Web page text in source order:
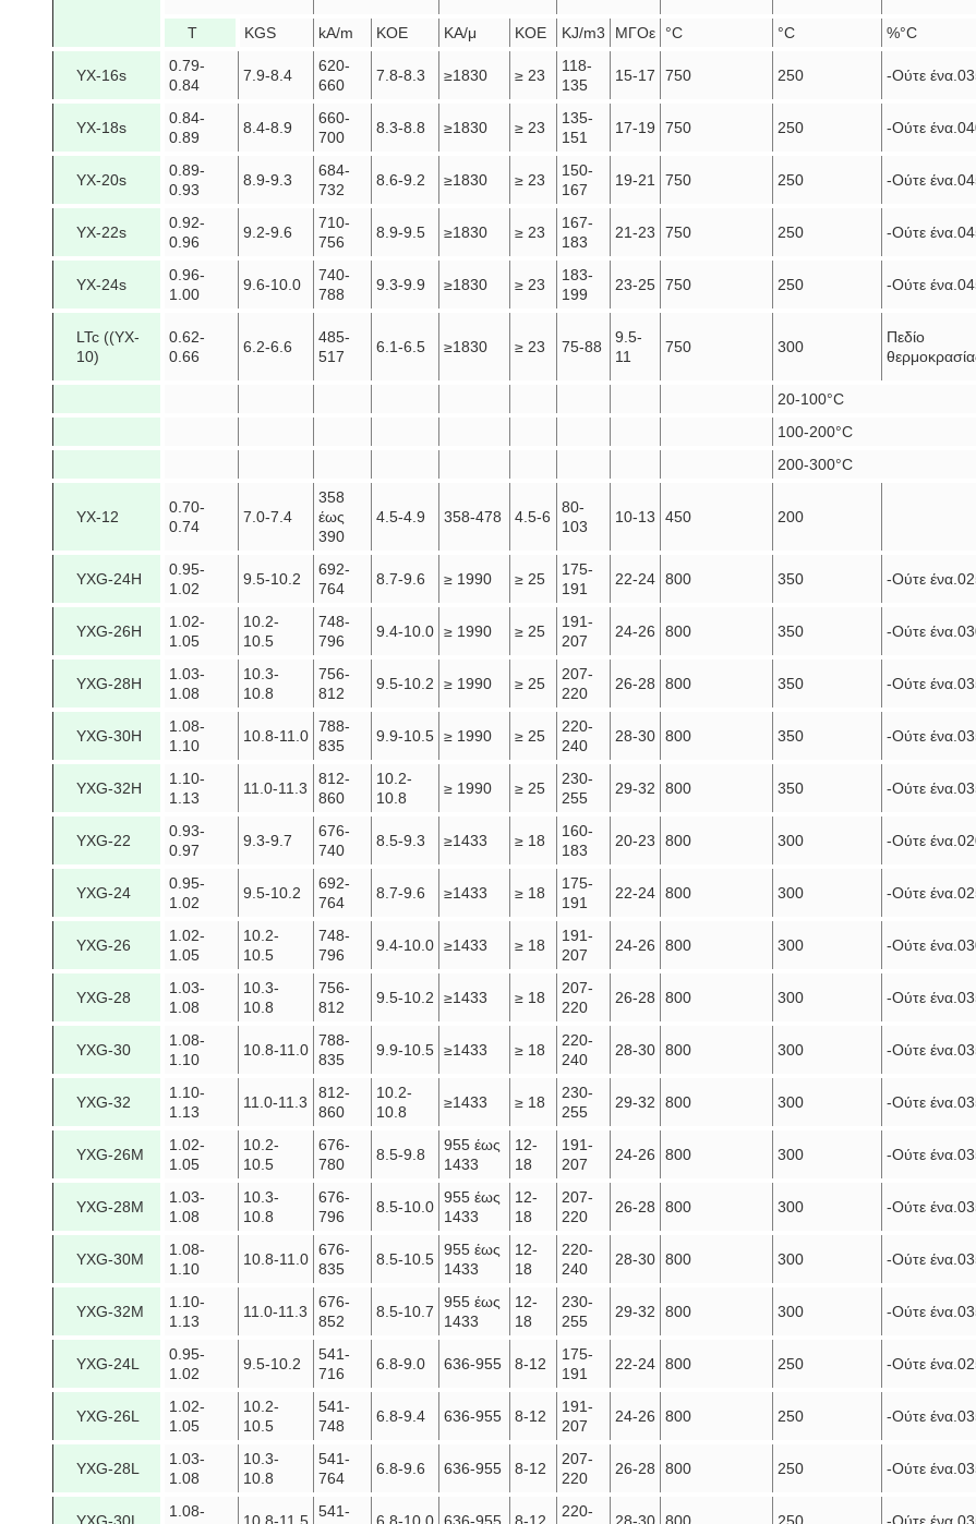
Τ KGS kA/m ΚΟΕ ΚΑ/μ ΚΟΕ KJ/m3 ΜΓΟε °C °C %°C
YX-16s
0.79-
0.84
7.9-8.4
620-
660
7.8-8.3 ≥1830 ≥ 23
118-
135
15-17 750 250 -Ούτε
YX-18s
0.84-
0.89
8.4-8.9
660-
700
8.3-8.8 ≥1830 ≥ 23
135-
151
17-19 750 250 -Ούτε
YX-20s
0.89-
0.93
8.9-9.3
684-
732
8.6-9.2 ≥1830 ≥ 23
150-
167
19-21 750 250 -Ούτε
YX-22s
0.92-
0.96
9.2-9.6
710-
756
8.9-9.5 ≥1830 ≥ 23
167-
183
21-23 750 250 -Ούτε
YX-24s
0.96-
1.00
9.6-10.0
740-
788
9.3-9.9 ≥1830 ≥ 23
183-
199
23-25 750 250 -Ούτε
LTc ((YX-
10)
0.62-
0.66
6.2-6.6
485-
517
6.1-6.5 ≥1830 ≥ 23 75-88
9.5-
11
750 300
Πεδίο
20-100°C
100-200°C
200-300°C
YX-12
0.70-
0.74
7.0-7.4
358
έως
390
4.5-4.9 358-478 4.5-6
80-
103
10-13 450 200
YXG-24H
0.95-
1.02
9.5-10.2
692-
764
8.7-9.6 ≥ 1990 ≥ 25
175-
191
22-24 800 350 -Ούτε
YXG-26H
1.02-
1.05
10.2-
10.5
748-
796
9.4-10.0 ≥ 1990 ≥ 25
191-
207
24-26 800 350 -Ούτε
YXG-28H
1.03-
1.08
10.3-
10.8
756-
812
9.5-10.2 ≥ 1990 ≥ 25
207-
220
26-28 800 350 -Ούτε
YXG-30H
1.08-
1.10
10.8-11.0
788-
835
9.9-10.5 ≥ 1990 ≥ 25
220-
240
28-30 800 350 -Ούτε
YXG-32H
1.10-
1.13
11.0-11.3
812-
860
10.2-
10.8
≥ 1990 ≥ 25
230-
255
29-32 800 350 -Ούτε
YXG-22
0.93-
0.97
9.3-9.7
676-
740
8.5-9.3 ≥1433 ≥ 18
160-
183
20-23 800 300 -Ούτε
YXG-24
0.95-
1.02
9.5-10.2
692-
764
8.7-9.6 ≥1433 ≥ 18
175-
191
22-24 800 300 -Ούτε
YXG-26
1.02-
1.05
10.2-
10.5
748-
796
9.4-10.0 ≥1433 ≥ 18
191-
207
24-26 800 300 -Ούτε
YXG-28
1.03-
1.08
10.3-
10.8
756-
812
9.5-10.2 ≥1433 ≥ 18
207-
220
26-28 800 300 -Ούτε
YXG-30
1.08-
1.10
10.8-11.0
788-
835
9.9-10.5 ≥1433 ≥ 18
220-
240
28-30 800 300 -Ούτε
YXG-32
1.10-
1.13
11.0-11.3
812-
860
10.2-
10.8
≥1433 ≥ 18
230-
255
29-32 800 300 -Ούτε
YXG-26M
1.02-
1.05
10.2-
10.5
676-
780
8.5-9.8
955 έως
1433
12-
18
191-
207
24-26 800 300 -Ούτε
YXG-28M
1.03-
1.08
10.3-
10.8
676-
796
8.5-10.0
955 έως
1433
12-
18
207-
220
26-28 800 300 -Ούτε
YXG-30M
1.08-
1.10
10.8-11.0
676-
835
8.5-10.5
955 έως
1433
12-
18
220-
240
28-30 800 300 -Ούτε
YXG-32M
1.10-
1.13
11.0-11.3
676-
852
8.5-10.7
955 έως
1433
12-
18
230-
255
29-32 800 300 -Ούτε
YXG-24L
0.95-
1.02
9.5-10.2
541-
716
6.8-9.0 636-955 8-12
175-
191
22-24 800 250 -Ούτε
YXG-26L
1.02-
1.05
10.2-
10.5
541-
748
6.8-9.4 636-955 8-12
191-
207
24-26 800 250 -Ούτε
YXG-28L
1.03-
1.08
10.3-
10.8
541-
764
6.8-9.6 636-955 8-12
207-
220
26-28 800 250 -Ούτε
1.08-
541-
220-